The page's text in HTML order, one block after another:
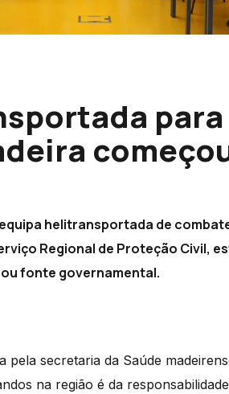
helitransportada de
Regional de Proteção Civil,
fonte governamental.
pela secretaria da Saúde
na região é da